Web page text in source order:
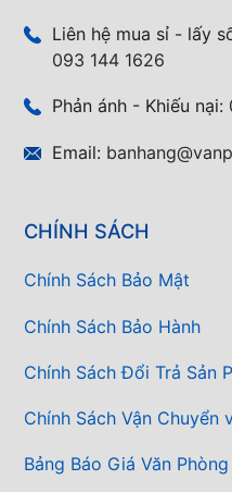
Liên hệ mua sỉ - lấy
093 144 1626
Phản ánh - Khiếu nại:
Email:
CHÍNH SÁCH
Chính Sách Bảo Mật
Chính Sách Bảo Hành
Chính Sách Đổi Trả Sản
Chính Sách Vận Chuyển
Bảng Báo Giá Văn